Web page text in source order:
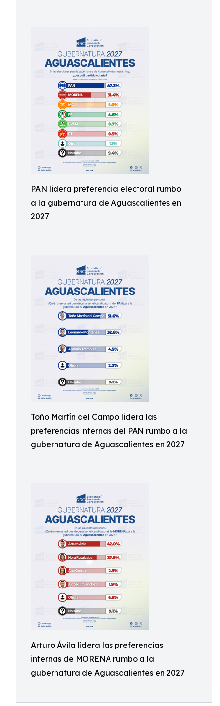
PAN lidera preferencia electoral rumbo
a la gubernatura de Aguascalientes en
2027
Toño Martín del Campo lidera las
preferencias internas del PAN rumbo a la
gubernatura de Aguascalientes en 2027
Arturo Ávila lidera las preferencias
internas de MORENA rumbo a la
gubernatura de Aguascalientes en 2027